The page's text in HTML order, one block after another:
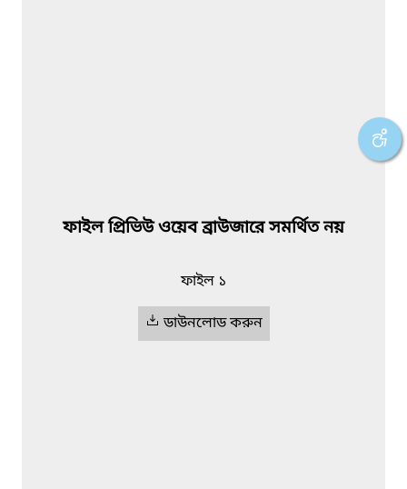
ফাইল প্রিভিউ ওয়েব ব্রাউজারে সমর্থিত নয়
ফাইল ১
ডাউনলোড করুন